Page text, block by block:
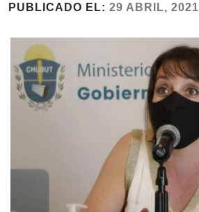
PUBLICADO EL: 29 ABRIL, 2021